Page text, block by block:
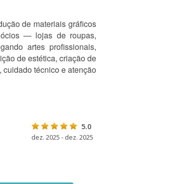
de materiais gráficos
— lojas de roupas,
artes profissionais,
de estética, criação de
técnico e atenção
5.0
dez. 2025 - dez. 2025